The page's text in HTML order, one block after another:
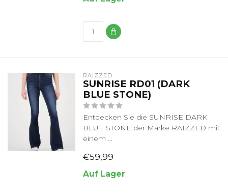
RAIZZED
SUNRISE RD01 (DARK
BLUE STONE)
Entdecken Sie die SUNRISE DARK
BLUE STONE der Marke RAIZZED mit
einem ...
€59,99
Auf Lager